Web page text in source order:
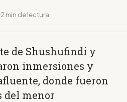
2 min de lectura
de Shushufindi y
inmersiones y
donde fueron
del menor